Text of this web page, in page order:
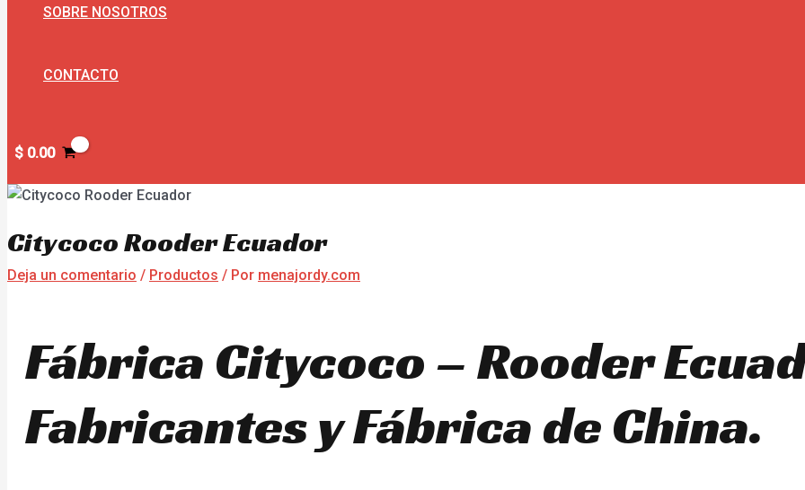
SOBRE NOSOTROS
CONTACTO
$ 0.00
Citycoco Rooder Ecuador
Deja un comentario / Productos / Por menajordy.com
Fábrica Citycoco – Rooder
Fabricantes y Fábrica de China.